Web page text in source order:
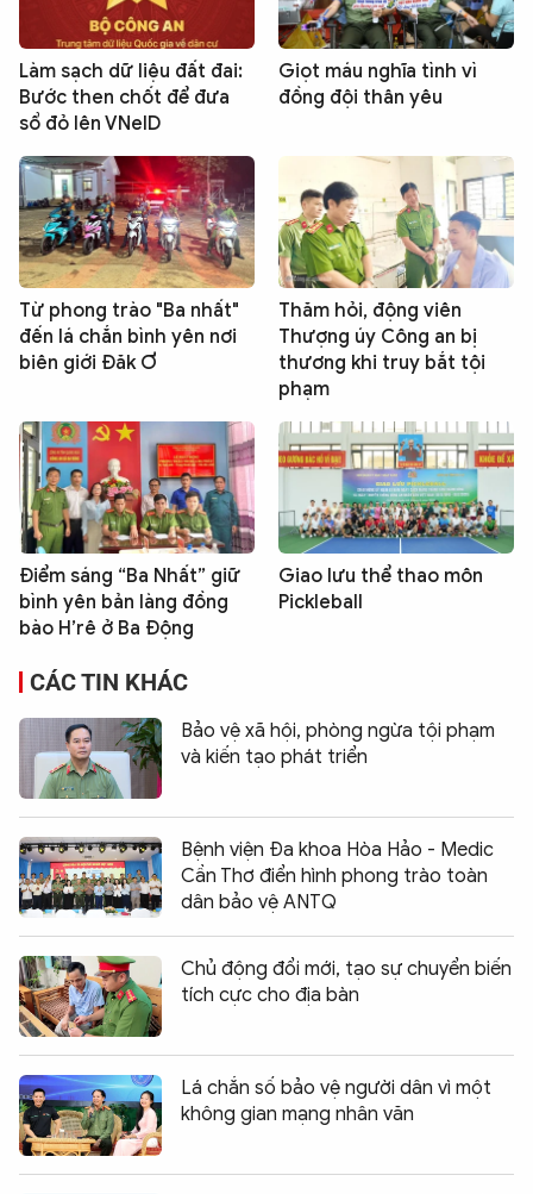
Làm sạch dữ liệu đất đai:
Bước then chốt để đưa
sổ đỏ lên VNeID
Giọt máu nghĩa tình vì
đồng đội thân yêu
Từ phong trào "Ba nhất"
đến lá chắn bình yên nơi
biên giới Đăk Ơ
Thăm hỏi, động viên
Thượng úy Công an bị
thương khi truy bắt tội
phạm
Điểm sáng “Ba Nhất” giữ
bình yên bản làng đồng
bào H’rê ở Ba Động
Giao lưu thể thao môn
Pickleball
CÁC TIN KHÁC
Bảo vệ xã hội, phòng ngừa tội phạm
và kiến tạo phát triển
Bệnh viện Đa khoa Hòa Hảo - Medic
Cần Thơ điển hình phong trào toàn
dân bảo vệ ANTQ
Chủ động đổi mới, tạo sự chuyển biến
tích cực cho địa bàn
Lá chắn số bảo vệ người dân vì một
không gian mạng nhân văn